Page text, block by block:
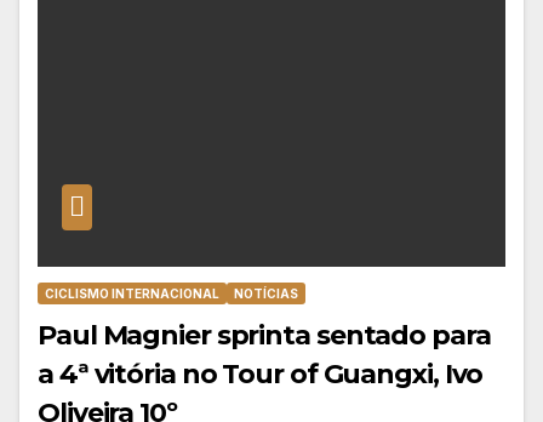
CICLISMO INTERNACIONAL NOTÍCIAS
Paul Magnier sprinta sentado para
a 4ª vitória no Tour of Guangxi, Ivo
Oliveira 10º